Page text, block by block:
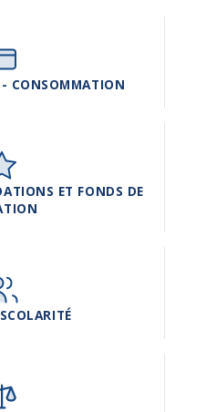
CONSOMMATION
ET FONDS DE